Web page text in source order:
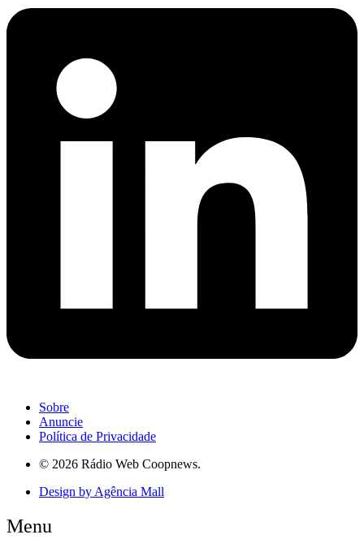
Sobre
Anuncie
Política de Privacidade
© 2026 Rádio Web Coopnews.
Design by Agência Mall
Menu